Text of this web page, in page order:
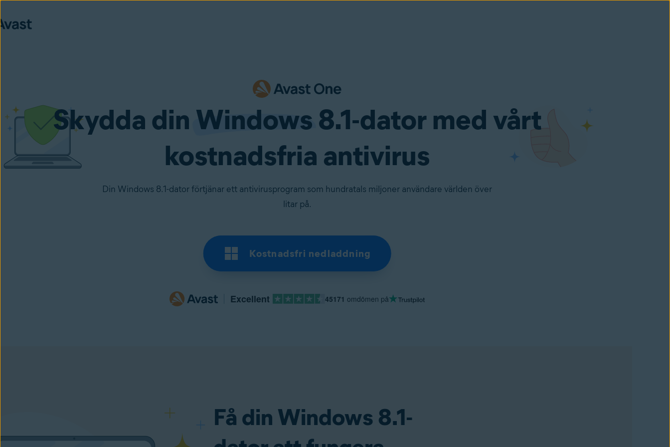
Skydda din Windows 8.1-dator med vårt
kostnadsfria antivirus
Din Windows 8.1-dator förtjänar ett antivirusprogram som hundratals miljoner användare världen över
litar på.
Kostnadsfri nedladdning
Excellent 45171 omdömen på
Få din Windows 8.1-